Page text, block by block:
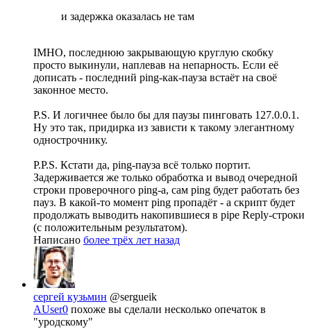
и задержка оказалась не там
IMHO, последнюю закрывающую круглую скобку
просто выкинули, наплевав на непарность. Если её
дописать - последний ping-как-пауза встаёт на своё
законное место.
P.S. И логичнее было бы для паузы пинговать 127.0.0.1.
Ну это так, придирка из зависти к такому элегантному
однострочнику.
P.P.S. Кстати да, ping-пауза всё только портит.
Задерживается же только обработка и вывод очередной
строки проверочного ping-а, сам ping будет работать без
пауз. В какой-то момент ping пропадёт - а скрипт будет
продолжать выводить накопившиеся в pipe Reply-строки
(с положительным результатом).
Написано более трёх лет назад
сергей кузьмин @sergueik
AUser0 похоже вы сделали несколько опечаток в
"уродскому"